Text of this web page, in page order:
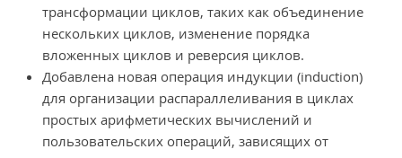
трансформации циклов, таких как объединение
нескольких циклов, изменение порядка
вложенных циклов и реверсия циклов.
Добавлена новая операция индукции (induction)
для организации распараллеливания в циклах
простых арифметических вычислений и
пользовательских операций, зависящих от